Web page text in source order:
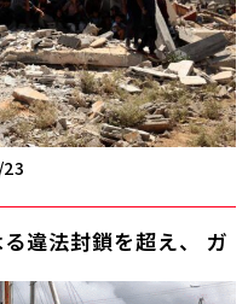
違法封鎖を超え、 ガ